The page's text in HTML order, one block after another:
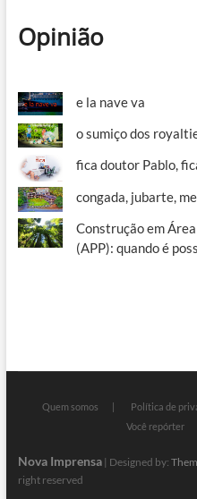
Opinião
e la nave va
o sumiço dos
fica doutor Pablo,
congada, jubarte,
Construção em
(APP): quando é
Quem somos Política de
Você repórter
Nova Imprensa| Designed by:
right reserved